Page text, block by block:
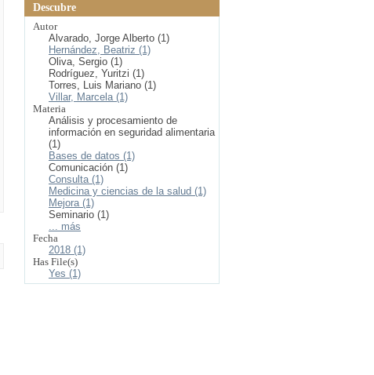
Descubre
Autor
Alvarado, Jorge Alberto (1)
Hernández, Beatriz (1)
Oliva, Sergio (1)
Rodríguez, Yuritzi (1)
Torres, Luis Mariano (1)
Villar, Marcela (1)
Materia
Análisis y procesamiento de
información en seguridad alimentaria
(1)
Bases de datos (1)
Comunicación (1)
Consulta (1)
Medicina y ciencias de la salud (1)
Mejora (1)
Seminario (1)
... más
Fecha
2018 (1)
Has File(s)
Yes (1)